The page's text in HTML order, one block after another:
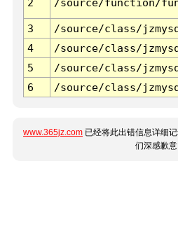
2 /source/function/
3 /source/class/
4
/source/class/
5
/source/class/
6
/source/class/
www.365jz.com 已经将此出错信息详细
们深感歉